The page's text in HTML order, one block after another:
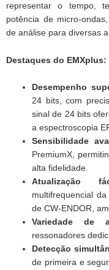
representar o tempo,
potência de micro-
de análise para diversas
Destaques do EMXplus:
Desempenho
24 bits, com
sinal de 24 bits
a espectroscopia
Sensibilidade
PremiumX,
alta fidelidade.
Atualização
multifrequencial
de CW-ENDOR,
Variedade de
ressonadores
Detecção
de primeira e